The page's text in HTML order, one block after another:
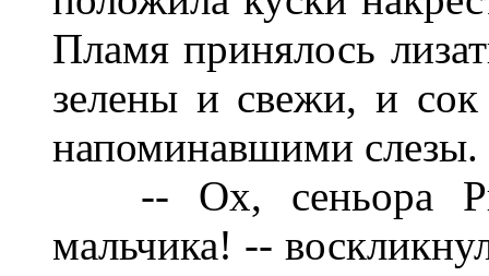
Пламя принялось
зелены и свежи, и сок
напоминавшими слезы.
-- Ох, сеньора
мальчика! --